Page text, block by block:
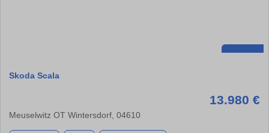
Skoda Scala
13.980 €
Meuselwitz OT Wintersdorf, 04610